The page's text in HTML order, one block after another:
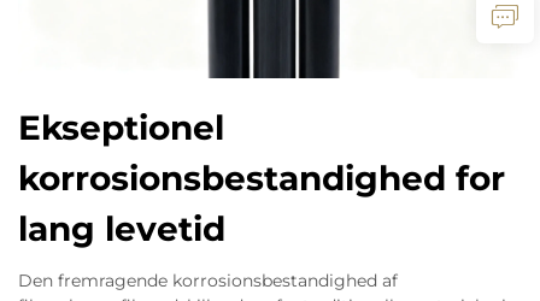
Ekseptionel
korrosionsbestandighed for
lang levetid
Den fremragende korrosionsbestandighed af